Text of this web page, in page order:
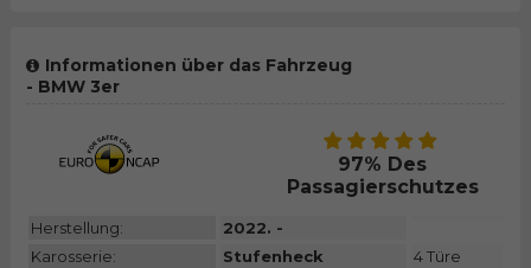
Informationen über das Fahrzeug
- BMW 3er
97% Des
Passagierschutzes
Herstellung:
2022. -
Karosserie:
Stufenheck
4 Türe